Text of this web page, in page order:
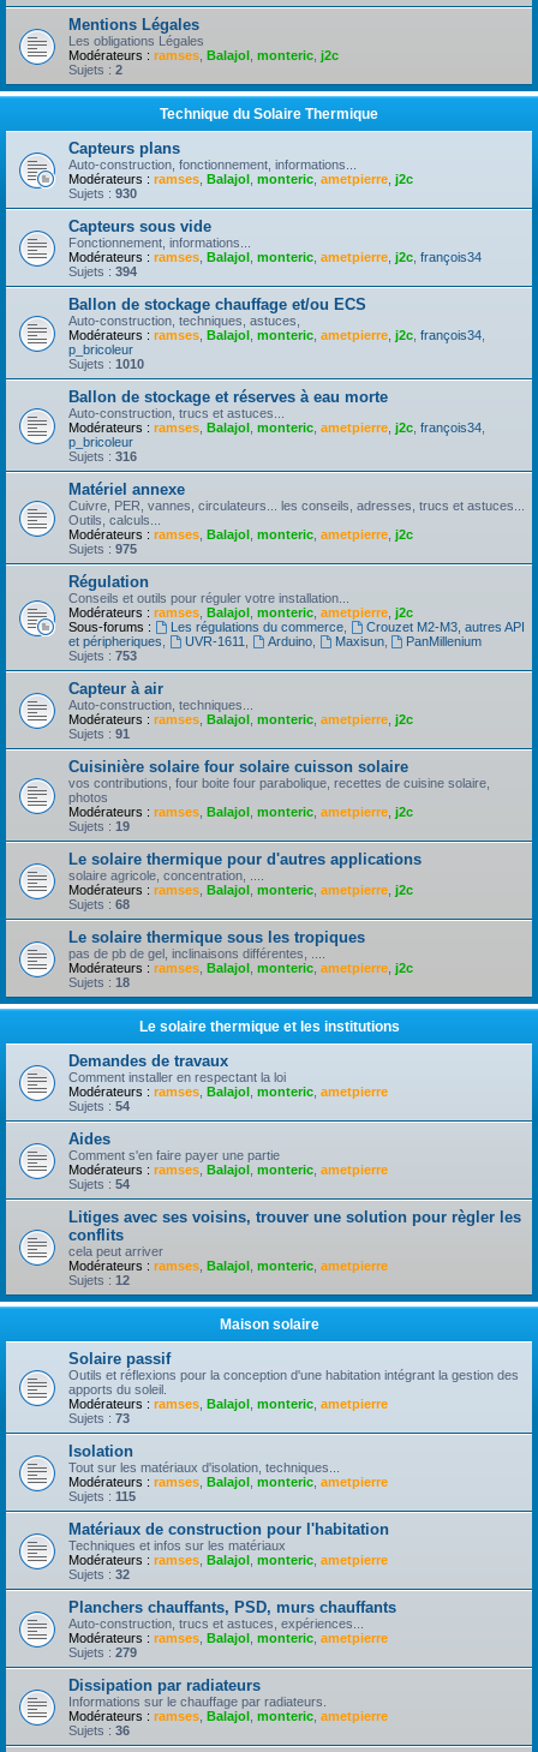
Mentions Légales
Les obligations Légales
Modérateurs : ramses Balajol monteric j2c
Sujets : 2
Technique du Solaire Thermique
Capteurs plans
Auto-construction, fonctionnement, informations...
Modérateurs : ramses Balajol monteric ametpierre j2c
Sujets : 930
Capteurs sous vide
Fonctionnement, informations...
Modérateurs : ramses Balajol monteric ametpierre j2c françois34
Sujets : 394
Ballon de stockage chauffage et/ou ECS
Auto-construction, techniques, astuces,
Modérateurs : ramses Balajol monteric ametpierre j2c françois34
p_bricoleur
Sujets : 1010
Ballon de stockage et réserves à eau morte
Auto-construction, trucs et astuces...
Modérateurs : ramses Balajol monteric ametpierre j2c françois34
p_bricoleur
Sujets : 316
Matériel annexe
Cuivre, PER, vannes, circulateurs... les conseils, adresses, trucs et astuces...
Outils, calculs...
Modérateurs : ramses Balajol monteric ametpierre j2c
Sujets : 975
Régulation
Conseils et outils pour réguler votre installation...
Modérateurs : ramses Balajol monteric ametpierre j2c
Sous-forums :
Les régulations du commerce,
Crouzet M2-M3, autres API
et péripheriques
UVR-1611 Arduino, Maxisun,
PanMillenium
Sujets : 753
Capteur à air
Auto-construction, techniques...
Modérateurs : ramses Balajol monteric ametpierre j2c
Sujets : 91
Cuisinière solaire four solaire cuisson solaire
vos contributions, four boite four parabolique, recettes de cuisine solaire,
photos
Modérateurs : ramses Balajol monteric ametpierre j2c
Sujets : 19
Le solaire thermique pour d'autres applications
solaire agricole, concentration, ....
Modérateurs : ramses Balajol monteric ametpierre j2c
Sujets : 68
Le solaire thermique sous les tropiques
pas de pb de gel, inclinaisons différentes, ....
Modérateurs : ramses Balajol monteric ametpierre j2c
Sujets : 18
Le solaire thermique et les institutions
Demandes de travaux
Comment installer en respectant la loi
Modérateurs : ramses Balajol monteric ametpierre
Sujets : 54
Aides
Comment s'en faire payer une partie
Modérateurs : ramses Balajol monteric ametpierre
Sujets : 54
Litiges avec ses voisins, trouver une solution pour règler les
conflits
cela peut arriver
Modérateurs : ramses Balajol monteric ametpierre
Sujets : 12
Maison solaire
Solaire passif
Outils et réflexions pour la conception d'une habitation intégrant la gestion des
apports du soleil.
Modérateurs : ramses Balajol monteric ametpierre
Sujets : 73
Isolation
Tout sur les matériaux d'isolation, techniques...
Modérateurs : ramses Balajol monteric ametpierre
Sujets : 115
Matériaux de construction pour l'habitation
Techniques et infos sur les matériaux
Modérateurs : ramses Balajol monteric ametpierre
Sujets : 32
Planchers chauffants, PSD, murs chauffants
Auto-construction, trucs et astuces, expériences...
Modérateurs : ramses Balajol monteric ametpierre
Sujets : 279
Dissipation par radiateurs
Informations sur le chauffage par radiateurs.
Modérateurs : ramses Balajol monteric ametpierre
Sujets : 36